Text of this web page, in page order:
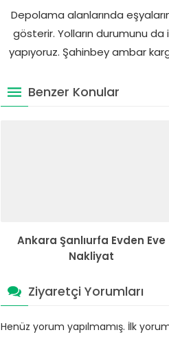
Depolama alanlarında
gösterir. Yolların durumunu
yapıyoruz. Şahinbey ambar
Benzer Konular
Ankara Şanlıurfa Evden Eve
Nakliyat
Ziyaretçi Yorumları
Henüz yorum yapılmamış. İlk